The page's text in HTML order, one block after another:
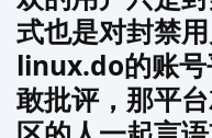
式也是对封禁
linux.do的账号
敢批评，那平